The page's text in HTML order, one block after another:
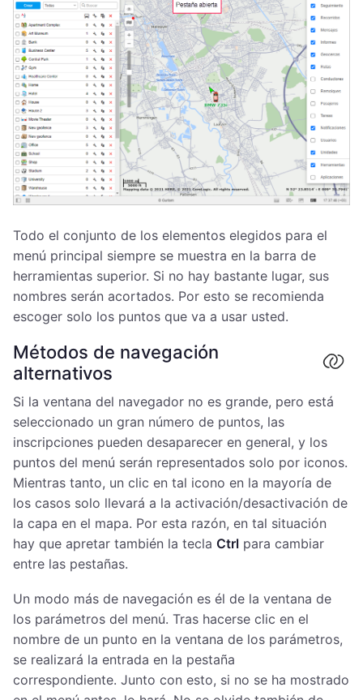
Todo el conjunto de los elementos elegidos para el
menú principal siempre se muestra en la barra de
herramientas superior. Si no hay bastante lugar, sus
nombres serán acortados. Por esto se recomienda
escoger solo los puntos que va a usar usted.
Métodos de navegación
alternativos
Si la ventana del navegador no es grande, pero está
seleccionado un gran número de puntos, las
inscripciones pueden desaparecer en general, y los
puntos del menú serán representados solo por iconos.
Mientras tanto, un clic en tal icono en la mayoría de
los casos solo llevará a la activación/desactivación de
la capa en el mapa. Por esta razón, en tal situación
hay que apretar también la tecla Ctrl para cambiar
entre las pestañas.
Un modo más de navegación es él de la ventana de
los parámetros del menú. Tras hacerse clic en el
nombre de un punto en la ventana de los parámetros,
se realizará la entrada en la pestaña
correspondiente. Junto con esto, si no se ha mostrado